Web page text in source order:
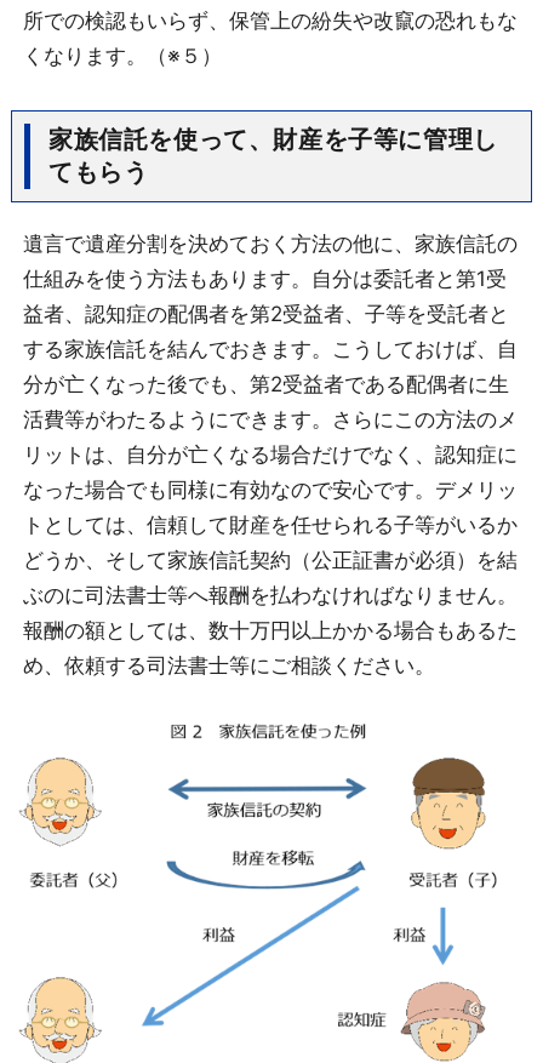
所での検認もいらず、保管上の紛失や改竄の恐れもな
くなります。（※５）
家族信託を使って、財産を子等に管理し
てもらう
遺言で遺産分割を決めておく方法の他に、家族信託の
仕組みを使う方法もあります。自分は委託者と第1受
益者、認知症の配偶者を第2受益者、子等を受託者と
する家族信託を結んでおきます。こうしておけば、自
分が亡くなった後でも、第2受益者である配偶者に生
活費等がわたるようにできます。さらにこの方法のメ
リットは、自分が亡くなる場合だけでなく、認知症に
なった場合でも同様に有効なので安心です。デメリッ
トとしては、信頼して財産を任せられる子等がいるか
どうか、そして家族信託契約（公正証書が必須）を結
ぶのに司法書士等へ報酬を払わなければなりません。
報酬の額としては、数十万円以上かかる場合もあるた
め、依頼する司法書士等にご相談ください。